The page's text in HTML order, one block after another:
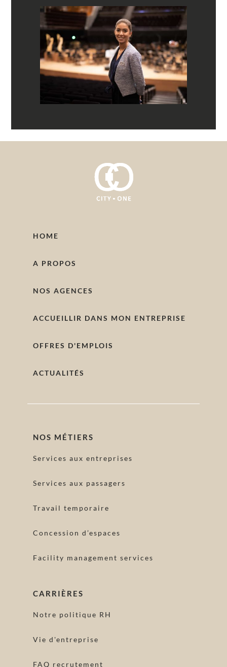
HOME
A PROPOS
NOS AGENCES
ACCUEILLIR DANS MON ENTREPRISE
OFFRES D'EMPLOIS
ACTUALITÉS
NOS MÉTIERS
Services aux entreprises
Services aux passagers
Travail temporaire
Concession d’espaces
Facility management services
CARRIÈRES
Notre politique RH
Vie d'entreprise
FAQ recrutement